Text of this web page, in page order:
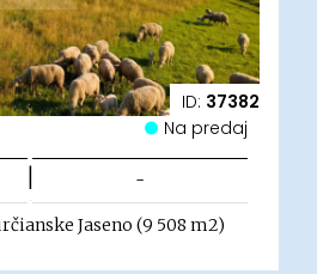
ID: 37382
Na predaj
| -
Jaseno (9 508 m2)